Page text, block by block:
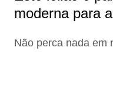
moderna para
Não perca nada em